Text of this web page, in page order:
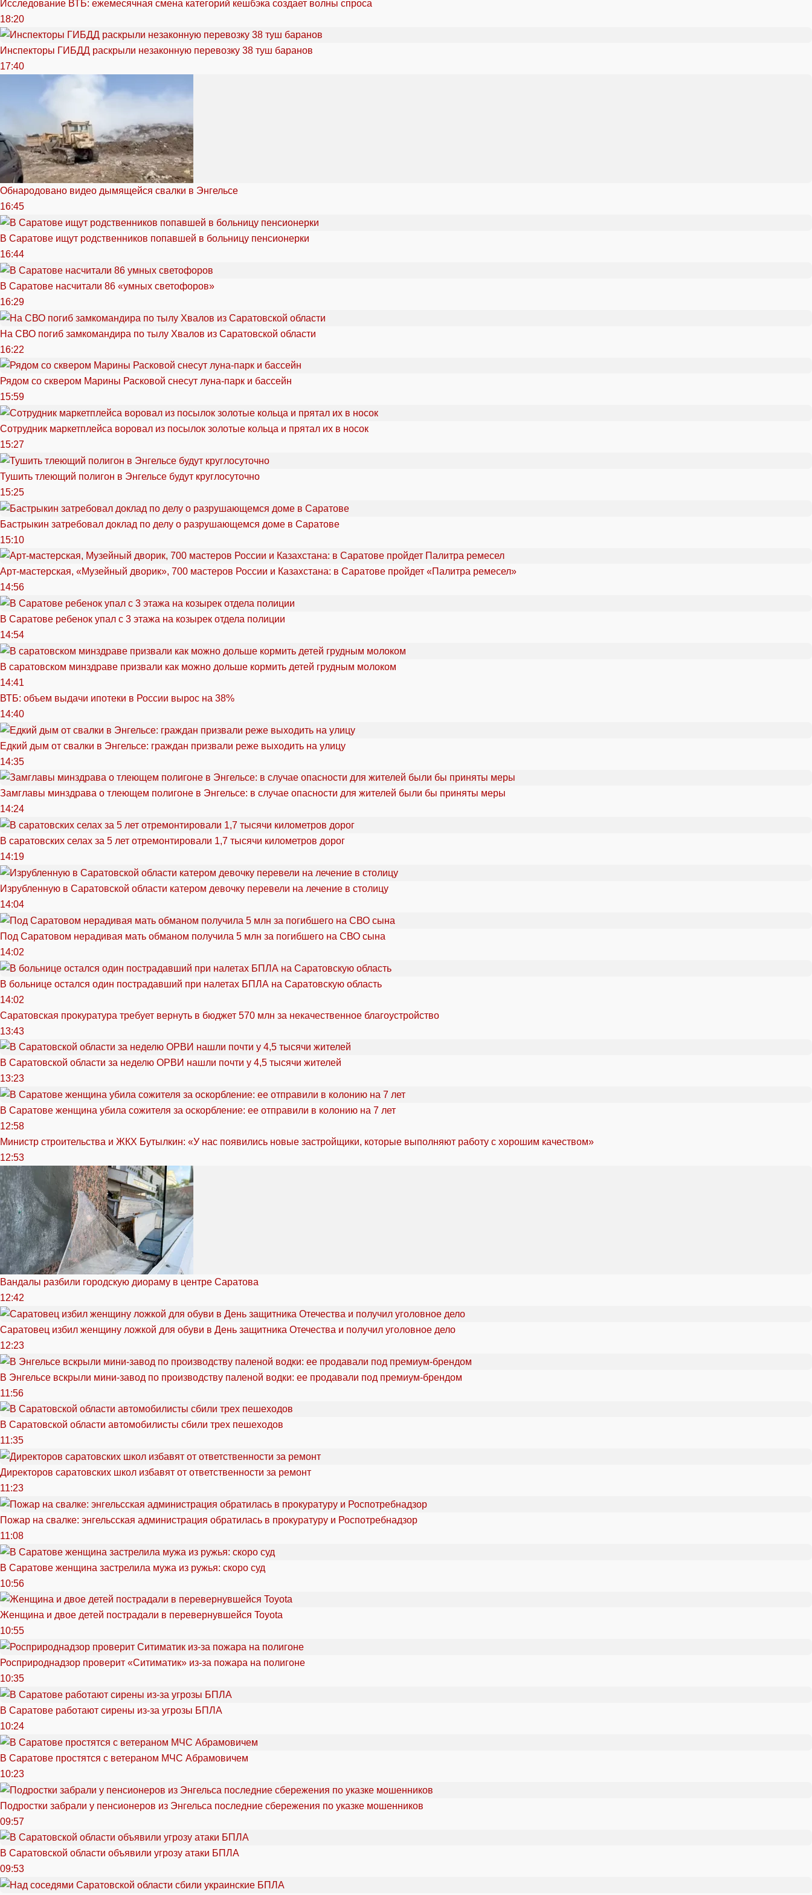
Исследование ВТБ: ежемесячная смена категорий кешбэка создает волны спроса
18:20
Инспекторы ГИБДД раскрыли незаконную перевозку 38 туш баранов
17:40
Обнародовано видео дымящейся свалки в Энгельсе
16:45
В Саратове ищут родственников попавшей в больницу пенсионерки
16:44
В Саратове насчитали 86 «умных светофоров»
16:29
На СВО погиб замкомандира по тылу Хвалов из Саратовской области
16:22
Рядом со сквером Марины Расковой снесут луна-парк и бассейн
15:59
Сотрудник маркетплейса воровал из посылок золотые кольца и прятал их в носок
15:27
Тушить тлеющий полигон в Энгельсе будут круглосуточно
15:25
Бастрыкин затребовал доклад по делу о разрушающемся доме в Саратове
15:10
Арт-мастерская, «Музейный дворик», 700 мастеров России и Казахстана: в Саратове пройдет «Палитра ремесел»
14:56
В Саратове ребенок упал с 3 этажа на козырек отдела полиции
14:54
В саратовском минздраве призвали как можно дольше кормить детей грудным молоком
14:41
ВТБ: объем выдачи ипотеки в России вырос на 38%
14:40
Едкий дым от свалки в Энгельсе: граждан призвали реже выходить на улицу
14:35
Замглавы минздрава о тлеющем полигоне в Энгельсе: в случае опасности для жителей были бы приняты меры
14:24
В саратовских селах за 5 лет отремонтировали 1,7 тысячи километров дорог
14:19
Изрубленную в Саратовской области катером девочку перевели на лечение в столицу
14:04
Под Саратовом нерадивая мать обманом получила 5 млн за погибшего на СВО сына
14:02
В больнице остался один пострадавший при налетах БПЛА на Саратовскую область
14:02
Саратовская прокуратура требует вернуть в бюджет 570 млн за некачественное благоустройство
13:43
В Саратовской области за неделю ОРВИ нашли почти у 4,5 тысячи жителей
13:23
В Саратове женщина убила сожителя за оскорбление: ее отправили в колонию на 7 лет
12:58
Министр строительства и ЖКХ Бутылкин: «У нас появились новые застройщики, которые выполняют работу с хорошим качеством»
12:53
Вандалы разбили городскую диораму в центре Саратова
12:42
Саратовец избил женщину ложкой для обуви в День защитника Отечества и получил уголовное дело
12:23
В Энгельсе вскрыли мини-завод по производству паленой водки: ее продавали под премиум-брендом
11:56
В Саратовской области автомобилисты сбили трех пешеходов
11:35
Директоров саратовских школ избавят от ответственности за ремонт
11:23
Пожар на свалке: энгельсская администрация обратилась в прокуратуру и Роспотребнадзор
11:08
В Саратове женщина застрелила мужа из ружья: скоро суд
10:56
Женщина и двое детей пострадали в перевернувшейся Toyota
10:55
Росприроднадзор проверит «Ситиматик» из-за пожара на полигоне
10:35
В Саратове работают сирены из-за угрозы БПЛА
10:24
В Саратове простятся с ветераном МЧС Абрамовичем
10:23
Подростки забрали у пенсионеров из Энгельса последние сбережения по указке мошенников
09:57
В Саратовской области объявили угрозу атаки БПЛА
09:53